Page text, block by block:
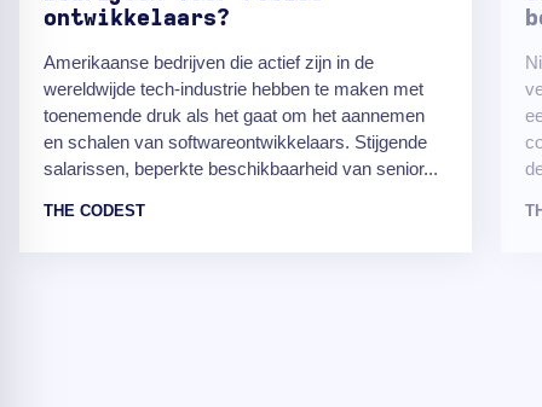
ontwikkelaars?
Amerikaanse bedrijven die actief zijn in de
wereldwijde tech-industrie hebben te maken met
toenemende druk als het gaat om het aannemen
en schalen van softwareontwikkelaars. Stijgende
salarissen, beperkte beschikbaarheid van senior...
THE CODEST